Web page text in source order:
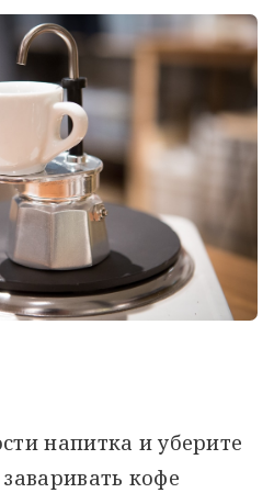
напитка и уберите
кофе